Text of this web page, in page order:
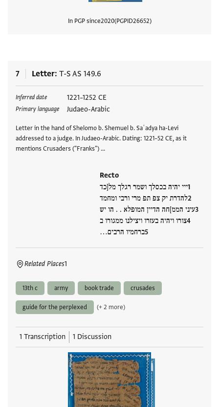
In PGP since2020 PGPID26652
7 Letter T-S AS 149.6
Inferred date 1221–1252 CE
Primary language Judaeo-Arabic
Letter in the hand of Shelomo b. Shemuel b. Saʿadya ha-Levi
addressed to a judge. In Judaeo-Arabic. Dating: 1221–52 CE, as it
mentions Crusaders ("Franks") …
Recto
ייי יהיה בכסלך ושמר רגלך מל[כד
להדרת יק צפ תפ מרי ורבי ומחמד
עיני הממ]חה הדיין המופלא . . הו יש
צורו ויהיה בעזרו ויצילנו ממגורו ב
ברחמיו הרבים…
Related Places1
Tags
13th c army book trade crusades
guide for the perplexed (+ 2 more)
1 Transcription 1 Discussion